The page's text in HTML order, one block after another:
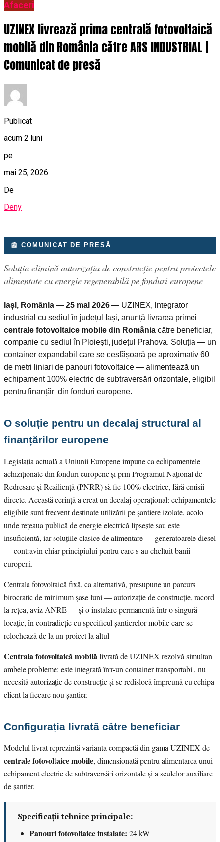
Afaceri
UZINEX livrează prima centrală fotovoltaică
mobilă din România către ARS INDUSTRIAL |
Comunicat de presă
Publicat
acum 2 luni
pe
mai 25, 2026
De
Deny
📰 COMUNICAT DE PRESĂ
Soluția elimină autorizația de construcție pentru proiectele
alimentate cu energie regenerabilă pe fonduri europene
Iași, România — 25 mai 2026 — UZINEX, integrator
industrial cu sediul în județul Iași, anunță livrarea primei
centrale fotovoltaice mobile din România către beneficiar,
companie cu sediul în Ploiești, județul Prahova. Soluția — un
container expandabil care se desfășoară pe aproximativ 60
de metri liniari de panouri fotovoltaice — alimentează un
echipament 100% electric de subtraversări orizontale, eligibil
pentru finanțări din fonduri europene.
O soluție pentru un decalaj structural al
finanțărilor europene
Legislația actuală a Uniunii Europene impune ca echipamentele
achiziționate din fonduri europene și prin Programul Național de
Redresare și Reziliență (PNRR) să fie 100% electrice, fără emisii
directe. Această cerință a creat un decalaj operațional: echipamentele
eligibile sunt frecvent destinate utilizării pe șantiere izolate, acolo
unde rețeaua publică de energie electrică lipsește sau este
insuficientă, iar soluțiile clasice de alimentare — generatoarele diesel
— contravin chiar principiului pentru care s-au cheltuit banii
europeni.
Centrala fotovoltaică fixă, ca alternativă, presupune un parcurs
birocratic de minimum șase luni — autorizație de construcție, racord
la rețea, aviz ANRE — și o instalare permanentă într-o singură
locație, în contradicție cu specificul șantierelor mobile care se
relochează de la un proiect la altul.
Centrala fotovoltaică mobilălivrată de UZINEX rezolvă simultan
ambele probleme: este integrată într-un container transportabil, nu
necesită autorizație de construcție și se redislocă împreună cu echipa
client la fiecare nou șantier.
Configurația livrată către beneficiar
Modelul livrat reprezintă varianta compactă din gama UZINEX de
centrale fotovoltaice mobile, dimensionată pentru alimentarea unui
echipament electric de subtraversări orizontale și a sculelor auxiliare
de șantier.
Specificații tehnice principale:
Panouri fotovoltaice instalate: 24 kW